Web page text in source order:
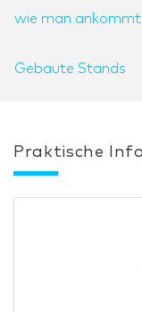
wie man ankommt
Gebaute Stands
Praktische